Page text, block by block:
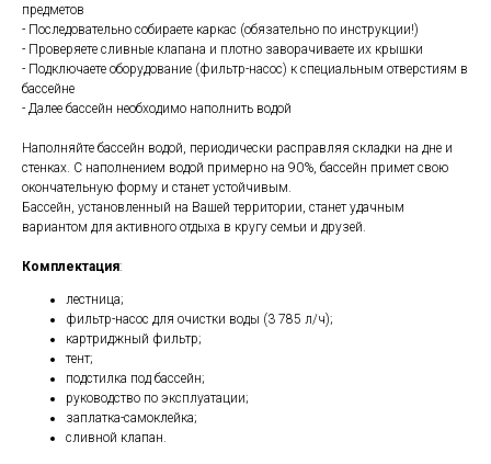
предметов
- Последовательно собираете каркас (обязательно по инструкции!)
- Проверяете сливные клапана и плотно заворачиваете их крышки
- Подключаете оборудование (фильтр-насос) к специальным отверстиям в
бассейне
- Далее бассейн необходимо наполнить водой
Наполняйте бассейн водой, периодически расправляя складки на дне и
стенках. С наполнением водой примерно на 90%, бассейн примет свою
окончательную форму и станет устойчивым.
Бассейн, установленный на Вашей территории, станет удачным
вариантом для активного отдыха в кругу семьи и друзей.
Комплектация:
лестница;
фильтр-насос для очистки воды (3 785 л/ч);
картриджный фильтр;
тент;
подстилка под бассейн;
руководство по эксплуатации;
заплатка-самоклейка;
сливной клапан.